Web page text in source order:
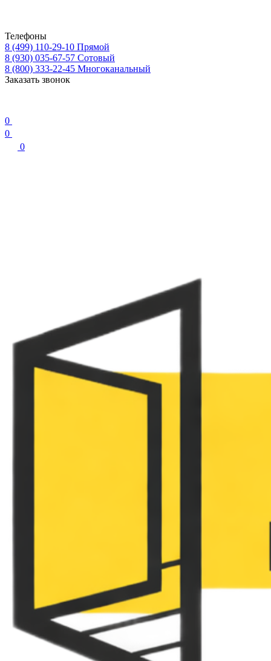
Телефоны
8 (499) 110-29-10 Прямой
8 (930) 035-67-57 Сотовый
8 (800) 333-22-45 Многоканальный
Заказать звонок
0
0
0